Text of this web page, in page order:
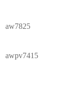
aw7825
awpv7415